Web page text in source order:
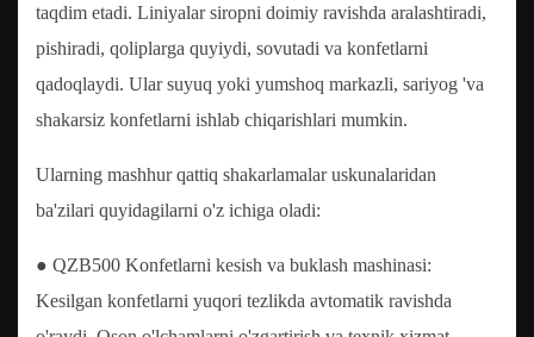
taqdim etadi. Liniyalar siropni doimiy ravishda aralashtiradi,
pishiradi, qoliplarga quyiydi, sovutadi va konfetlarni
qadoqlaydi. Ular suyuq yoki yumshoq markazli, sariyog 'va
shakarsiz konfetlarni ishlab chiqarishlari mumkin.
Ularning mashhur qattiq shakarlamalar uskunalaridan
ba'zilari quyidagilarni o'z ichiga oladi:
● QZB500 Konfetlarni kesish va buklash mashinasi:
Kesilgan konfetlarni yuqori tezlikda avtomatik ravishda